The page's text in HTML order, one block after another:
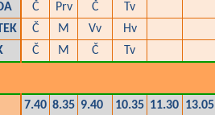
Č Prv Č Tv
Č M Vv Hv
Č M Č Tv
7.40 8.35 9.40 10.35 11.30 13.05